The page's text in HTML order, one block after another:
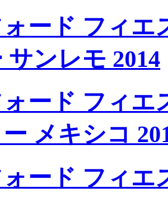
ード フィエ
サンレモ 2014
ード フィエ
ー メキシコ
ォード フィエ